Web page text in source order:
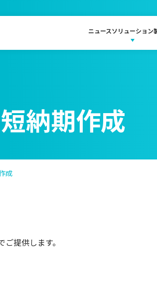
ニュースソリューション
納期作成
成
提供します。